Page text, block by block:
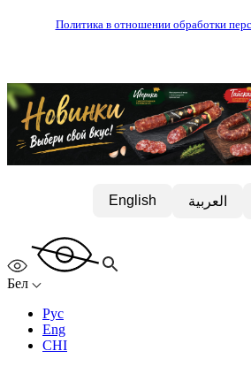
Политика в отношении обработки
English العربية
Бел
Рус
Eng
CHI